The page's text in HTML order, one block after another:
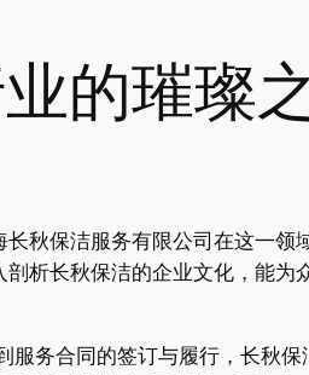
的璀璨
秋保洁服务有限公司在这一领
析长秋保洁的企业文化，能为
服务合同的签订与履行，长秋保